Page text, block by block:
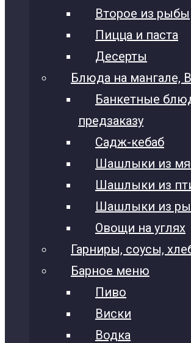
Второе из рыбы
Пицца и паста
Десерты
Блюда на мангале,
Банкетные
предзаказу
Садж-кебаб
Шашлыки из
Шашлыки из
Шашлыки из
Овощи на углях
Гарниры, соусы,
Барное меню
Пиво
Виски
Водка